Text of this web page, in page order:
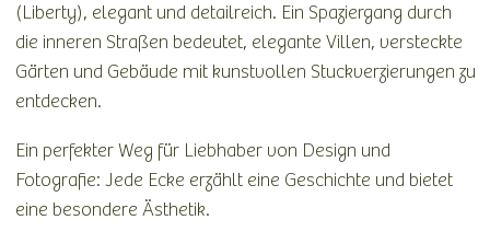
(Liberty), elegant und detailreich. Ein Spaziergang durch
die inneren Straßen bedeutet, elegante Villen, versteckte
Gärten und Gebäude mit kunstvollen Stuckverzierungen zu
entdecken.
Ein perfekter Weg für Liebhaber von Design und
Fotografie: Jede Ecke erzählt eine Geschichte und bietet
eine besondere Ästhetik.